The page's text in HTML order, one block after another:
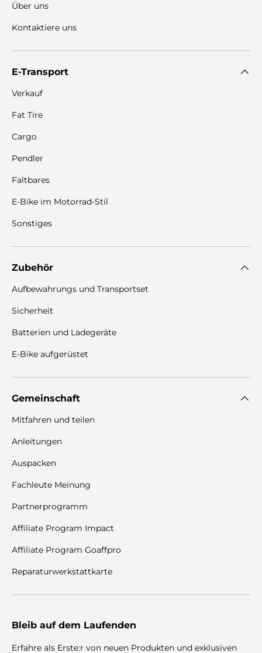
Über uns
Kontaktiere uns
E-Transport
Verkauf
Fat Tire
Cargo
Pendler
Faltbares
E-Bike im Motorrad-Stil
Sonstiges
Zubehör
Aufbewahrungs und Transportset
Sicherheit
Batterien und Ladegeräte
E-Bike aufgerüstet
Gemeinschaft
Mitfahren und teilen
Anleitungen
Auspacken
Fachleute Meinung
Partnerprogramm
Affiliate Program Impact
Affiliate Program Goaffpro
Reparaturwerkstattkarte
Bleib auf dem Laufenden
Erfahre als Erste:r von neuen Produkten und exklusiven